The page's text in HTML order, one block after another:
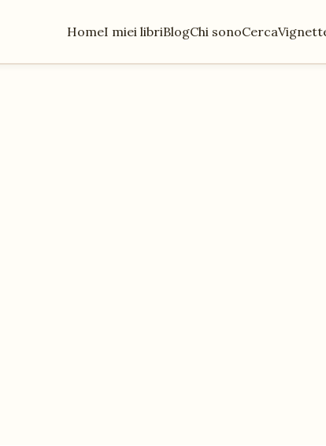
HomeI miei libriBlogChi sonoCerca